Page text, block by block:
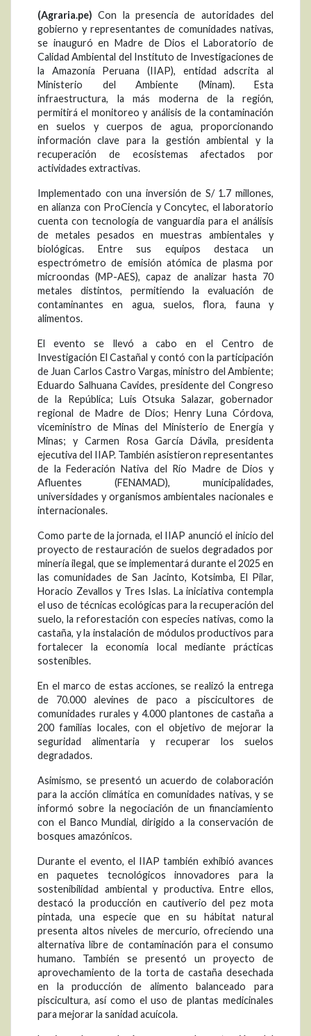
(Agraria.pe) Con la presencia de autoridades del
gobierno y representantes de comunidades nativas,
se inauguró en Madre de Dios el Laboratorio de
Calidad Ambiental del Instituto de Investigaciones de
la Amazonía Peruana (IIAP), entidad adscrita al
Ministerio del Ambiente (Minam). Esta
infraestructura, la más moderna de la región,
permitirá el monitoreo y análisis de la contaminación
en suelos y cuerpos de agua, proporcionando
información clave para la gestión ambiental y la
recuperación de ecosistemas afectados por
actividades extractivas.
Implementado con una inversión de S/ 1.7 millones,
en alianza con ProCiencia y Concytec, el laboratorio
cuenta con tecnología de vanguardia para el análisis
de metales pesados en muestras ambientales y
biológicas. Entre sus equipos destaca un
espectrómetro de emisión atómica de plasma por
microondas (MP-AES), capaz de analizar hasta 70
metales distintos, permitiendo la evaluación de
contaminantes en agua, suelos, flora, fauna y
alimentos.
El evento se llevó a cabo en el Centro de
Investigación El Castañal y contó con la participación
de Juan Carlos Castro Vargas, ministro del Ambiente;
Eduardo Salhuana Cavides, presidente del Congreso
de la República; Luis Otsuka Salazar, gobernador
regional de Madre de Dios; Henry Luna Córdova,
viceministro de Minas del Ministerio de Energía y
Minas; y Carmen Rosa García Dávila, presidenta
ejecutiva del IIAP. También asistieron representantes
de la Federación Nativa del Río Madre de Dios y
Afluentes (FENAMAD), municipalidades,
universidades y organismos ambientales nacionales e
internacionales.
Como parte de la jornada, el IIAP anunció el inicio del
proyecto de restauración de suelos degradados por
minería ilegal, que se implementará durante el 2025 en
las comunidades de San Jacinto, Kotsimba, El Pilar,
Horacio Zevallos y Tres Islas. La iniciativa contempla
el uso de técnicas ecológicas para la recuperación del
suelo, la reforestación con especies nativas, como la
castaña, y la instalación de módulos productivos para
fortalecer la economía local mediante prácticas
sostenibles.
En el marco de estas acciones, se realizó la entrega
de 70.000 alevines de paco a piscicultores de
comunidades rurales y 4.000 plantones de castaña a
200 familias locales, con el objetivo de mejorar la
seguridad alimentaria y recuperar los suelos
degradados.
Asimismo, se presentó un acuerdo de colaboración
para la acción climática en comunidades nativas, y se
informó sobre la negociación de un financiamiento
con el Banco Mundial, dirigido a la conservación de
bosques amazónicos.
Durante el evento, el IIAP también exhibió avances
en paquetes tecnológicos innovadores para la
sostenibilidad ambiental y productiva. Entre ellos,
destacó la producción en cautiverio del pez mota
pintada, una especie que en su hábitat natural
presenta altos niveles de mercurio, ofreciendo una
alternativa libre de contaminación para el consumo
humano. También se presentó un proyecto de
aprovechamiento de la torta de castaña desechada
en la producción de alimento balanceado para
piscicultura, así como el uso de plantas medicinales
para mejorar la sanidad acuícola.